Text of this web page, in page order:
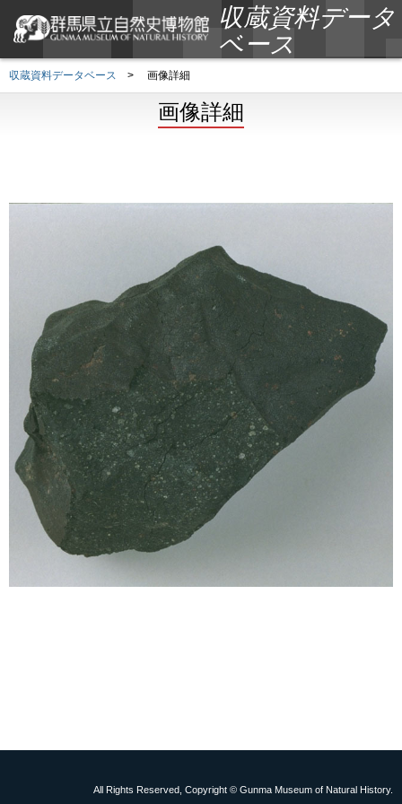
収蔵資料データ
ベース
収蔵資料データベース > 画像詳細
画像詳細
All Rights Reserved, Copyright © Gunma Museum of Natural History.